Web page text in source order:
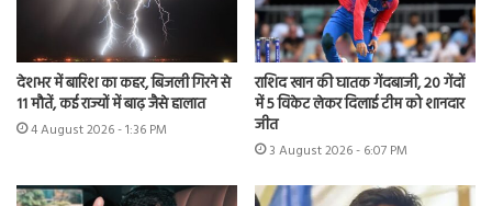
देशभर में बारिश का कहर, बिजली गिरने से
11 मौतें, कई राज्यों में बाढ़ जैसे हालात
4 August 2026 - 1:36 PM
राशिद खान की घातक गेंदबाजी, 20 गेंदों
में 5 विकेट लेकर दिलाई टीम को शानदार
जीत
3 August 2026 - 6:07 PM